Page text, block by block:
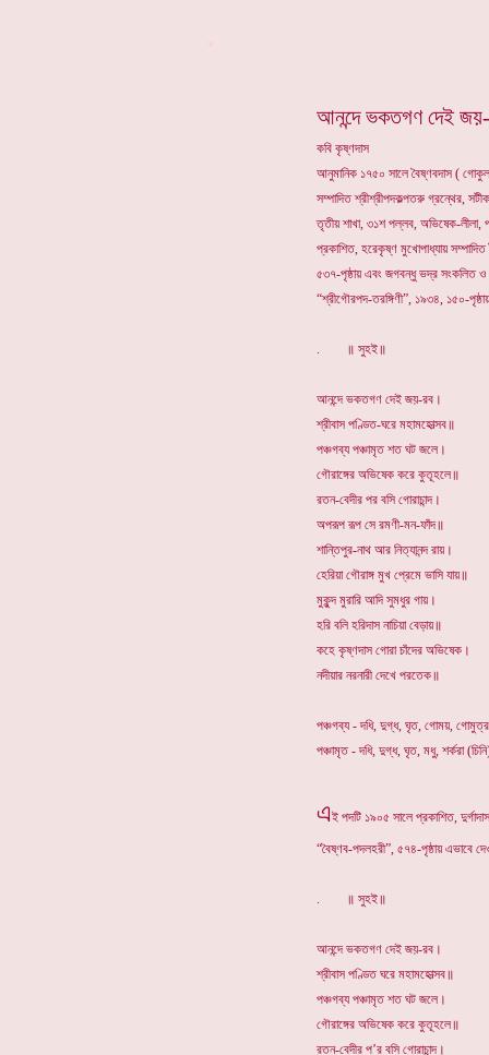
আনন্দে ভকতগণ দেই
কবি কৃষ্ণদাস
আনুমানিক ১৭৫০ সালে বৈষ্ণবদাস (
সম্পাদিত শ্রীশ্রীপদকল্পতরু গ্রন্থের,
তৃতীয় শাখা, ৩১শ পল্লব, অভিষেক-
প্রকাশিত, হরেকৃষ্ণ মুখোপাধ্যায়
৫৩৭-পৃষ্ঠায় এবং জগবন্ধু ভদ্র সংকলিত ও
“শ্রীগৌরপদ-তরঙ্গিণী”, ১৯৩৪, ১৫০-
. ॥ সুহই॥
আনন্দে ভকতগণ দেই জয়-রব।
শ্রীবাস পণ্ডিত-ঘরে মহামহোত্সব॥
পঞ্চগব্য পঞ্চামৃত শত ঘট জলে।
গৌরাঙ্গের অভিষেক করে কুতূহলে॥
রতন-বেদীর পর বসি গোরাচান্দ।
অপরূপ রূপ সে রমণী-মন-ফাঁদ॥
শান্তিপুর-নাথ আর নিত্যানন্দ রায়।
হেরিয়া গৌরাঙ্গ মুখ প্রেমে ভাসি যায়॥
মুকুন্দ মুরারি আদি সুমধুর গায়।
হরি বলি হরিদাস নাচিয়া বেড়ায়॥
কহে কৃষ্ণদাস গোরা চাঁদের অভিষেক।
নদীয়ার নরনারী দেখে পরতেক॥
পঞ্চগব্য - দধি, দুগ্ধ, ঘৃত, গোময়,
পঞ্চামৃত - দধি, দুগ্ধ, ঘৃত, মধু, শর্করা
এই পদটি ১৯০৫ সালে প্রকাশিত,
“বৈষ্ণব-পদলহরী”, ৫৭৪-পৃষ্ঠায় এভাবে
. ॥ সুহই॥
আনন্দে ভকতগণ দেই জয়-রব।
শ্রীবাস পণ্ডিত ঘরে মহামহোত্সব॥
পঞ্চগব্য পঞ্চামৃত শত ঘট জলে।
গৌরাঙ্গের অভিষেক করে কুতূহলে॥
রতন-বেদীর প’র বসি গোরাচান্দ।